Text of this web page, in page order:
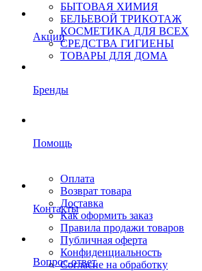
БЫТОВАЯ ХИМИЯ
БЕЛЬЕВОЙ ТРИКОТАЖ
КОСМЕТИКА ДЛЯ ВСЕХ
СРЕДСТВА ГИГИЕНЫ
ТОВАРЫ ДЛЯ ДОМА
Акции
Бренды
Помощь
Оплата
Возврат товара
Доставка
Как оформить заказ
Правила продажи товаров
Публичная оферта
Конфиденциальность
Согласие на обработку
Контакты
Вопрос-ответ